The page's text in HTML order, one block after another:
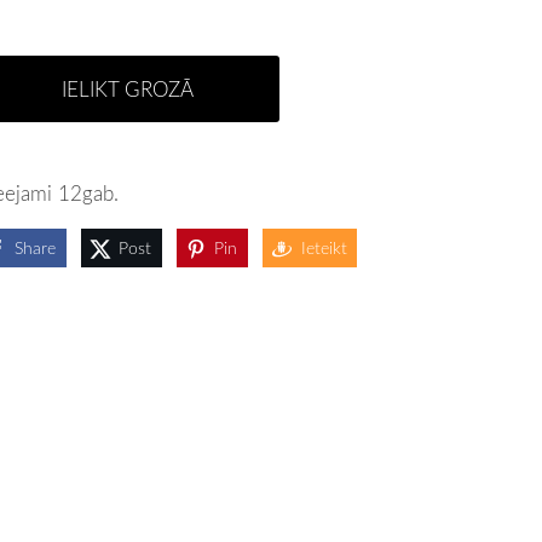
IELIKT GROZĀ
12gab.
Share Post Pin Ieteikt